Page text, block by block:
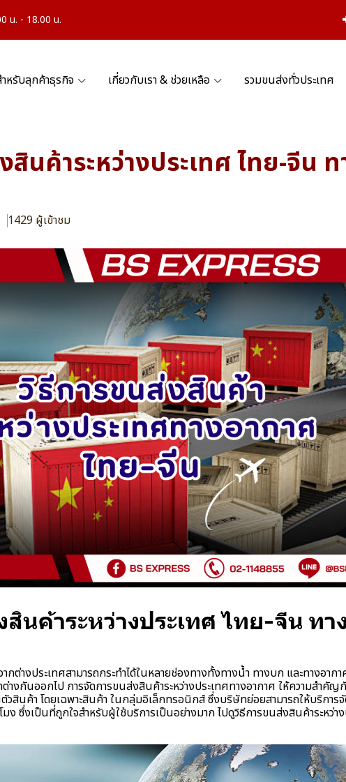
น. - 18.00 น.
หรับลุกค้าธุรกิจ เกี่ยวกับเรา & ช่วยเหลือ รวมขนส่งทั่วประเทศ
สินค้าระหว่างประเทศ ไทย-จีน ท
1429 ผู้เข้าชม
นค้าระหว่างประเทศ ไทย-จีน ทาง
กต่างประเทศสามารถกระทำได้ในหลายช่องทางทั้งทางน้ำ ทางบก และทางอากา
างกันออกไป การจัดการขนส่งสินค้าระหว่างประเทศทางอากาศ ให้ความสำคัญ
ตัวสินค้า โดยเฉพาะสินค้า ในกลุ่มอิเล็กทรอนิกส์ ซึ่งบริษัทย่อยสามารถให้บริการ
ง ซึ่งเป็นที่ถูกใจสำหรับผู้ใช้บริการเป็นอย่างมาก ไปดูวิธีการขนส่งสินค้าระหว่า